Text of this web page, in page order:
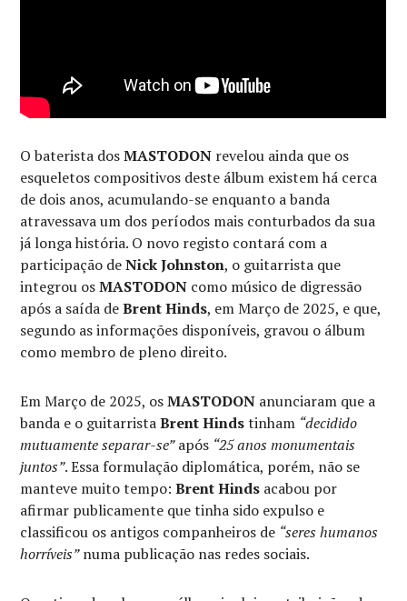
O baterista dosMASTODON revelou ainda que os
esqueletos compositivos deste álbum existem há cerca
de dois anos, acumulando-se enquanto a banda
atravessava um dos períodos mais conturbados da sua
já longa história. O novo registo contará com a
participação deNick Johnston, o guitarrista que
integrou osMASTODON como músico de digressão
após a saída deBrent Hinds, em Março de 2025, e que,
segundo as informações disponíveis, gravou o álbum
como membro de pleno direito.
Em Março de 2025, osMASTODON anunciaram que a
banda e o guitarristaBrent Hindstinham “decidido
mutuamente separar-se”após “25 anos monumentais
juntos”. Essa formulação diplomática, porém, não se
manteve muito tempo:Brent Hinds acabou por
afirmar publicamente que tinha sido expulso e
classificou os antigos companheiros de “seres humanos
horríveis”numa publicação nas redes sociais.